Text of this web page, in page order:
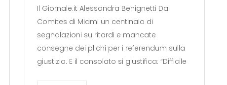
Il Giornale.it Alessandra Benignetti Dal
Comites di Miami un centinaio di
segnalazioni su ritardi e mancate
consegne dei plichi per i referendum sulla
giustizia. E il consolato si giustifica: “Difficile